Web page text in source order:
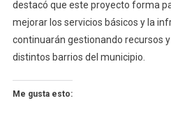
destacó que este proyecto forma
mejorar los servicios básicos y la
continuarán gestionando recursos
distintos barrios del municipio.
Me gusta esto: